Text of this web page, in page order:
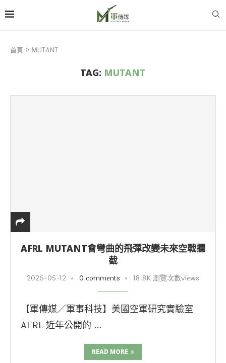
首頁 » MUTANT
TAG: MUTANT
AFRL MUTANT會彎曲的飛彈改變未來空戰攔
截
2026-05-12 0 comments 18.8K 瀏覽次數views
【軍傳媒／軍事科技】美國空軍研究實驗室
AFRL 近年公開的 …
READ MORE